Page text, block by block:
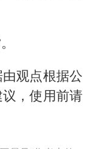
观点根据公
，使用前请